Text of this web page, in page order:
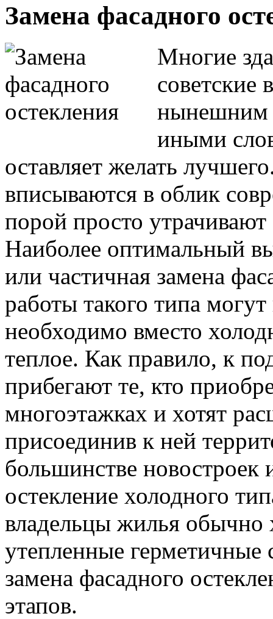
Замена фасадного
Многие
советские
нынешним
иными
оставляет желать
вписываются в облик
порой просто
Наиболее оптимальный
или частичная замена
работы такого типа
необходимо вместо
теплое. Как правило, к
прибегают те, кто
многоэтажках и хотят
присоединив к ней
большинстве новостроек
остекление холодного
владельцы жилья обычно
утепленные герметичные
замена фасадного
этапов.